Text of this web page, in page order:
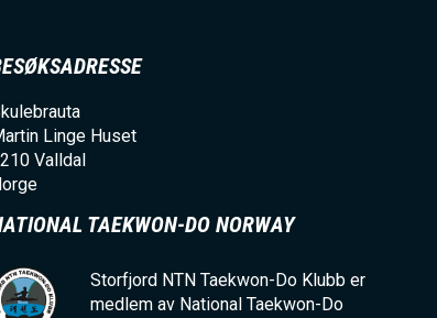
Linge Huset
Valldal
TAEKWON-DO NORWAY
Storfjord NTN Taekwon-Do Klubb er
medlem av National Taekwon-Do